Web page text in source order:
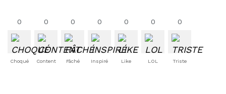
0
Choqué
0
Content
0
Fâché
0
Inspiré
0
Like
0
LOL
0
Triste